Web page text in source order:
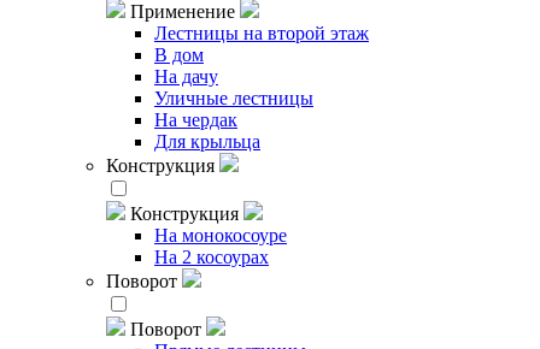
Применение
Лестницы на второй этаж
В дом
На дачу
Уличные лестницы
На чердак
Для крыльца
Конструкция
Конструкция
На монокосоуре
На 2 косоурах
Поворот
Поворот